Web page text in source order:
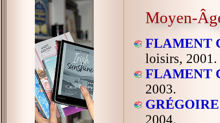
Moyen-
FLAMENT
loisirs, 2001.
FLAMENT
2003.
2004.